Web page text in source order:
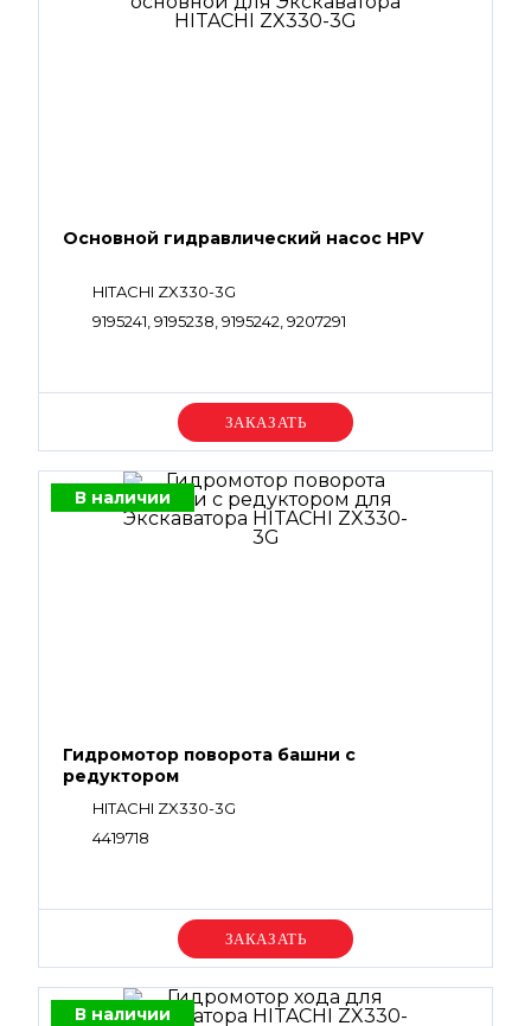
Основной гидравлический насос HPV
HITACHI ZX330-3G
9195241, 9195238, 9195242, 9207291
Уточняйте цену
В наличии
Гидромотор поворота башни с
редуктором
HITACHI ZX330-3G
4419718
Уточняйте цену
В наличии